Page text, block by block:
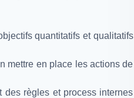
quantitatifs et qualitatifs
mettre en place les actions de
règles et process internes